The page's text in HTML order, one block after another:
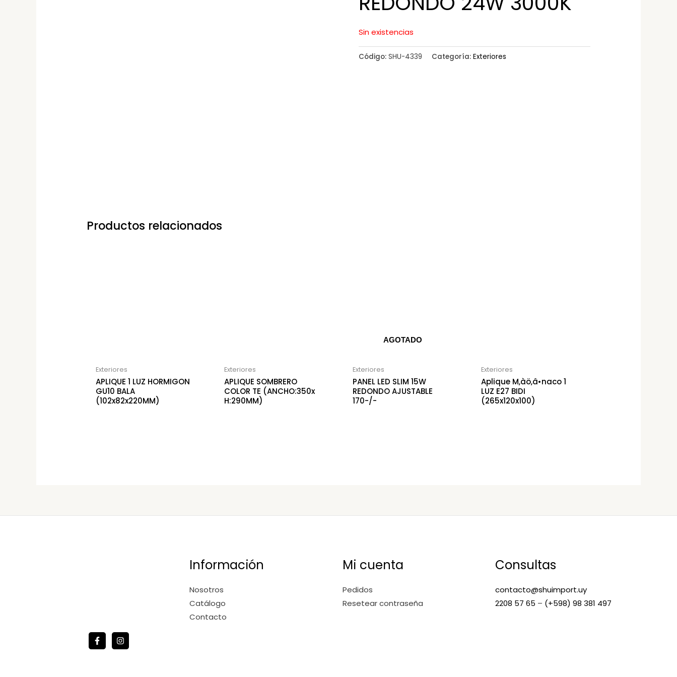
Sin existencias
Código: SHU-4339 Categoría: Exteriores
Productos relacionados
Exteriores
APLIQUE 1 LUZ HORMIGON
GU10 BALA
(102x82x220MM)
Exteriores
APLIQUE SOMBRERO
COLOR TE (ANCHO:350x
H:290MM)
AGOTADO
Exteriores
PANEL LED SLIM 15W
REDONDO AJUSTABLE
170-/-
Exteriores
Aplique M‚àö‚â•naco 1
LUZ E27 BIDI
(265x120x100)
Información
Nosotros
Catálogo
Contacto
Mi cuenta
Pedidos
Resetear contraseña
Consultas
contacto@shuimport.uy
2208 57 65 – (+598) 98 381 497